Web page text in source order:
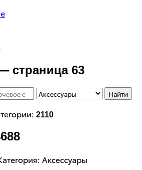
страница 63
Найти
2110
Аксессуары